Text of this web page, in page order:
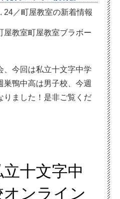
24／町屋教室の新着情報
屋教室町屋教室ブラボー
、今回は私立十文字中学
巣鴨中高は男子校、今週
りました！是非ご覧くだ